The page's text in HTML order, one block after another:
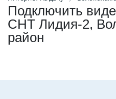
Подключить
СНТ Лидия-2,
район